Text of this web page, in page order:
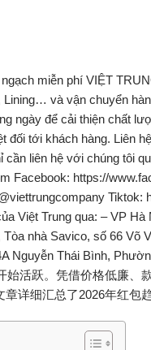
始活跃。凭借价格低廉
详细汇总了2026年红包